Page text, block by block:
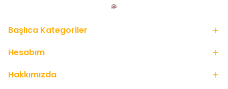
Başlıca Kategoriler
Hesabım
Hakkımızda